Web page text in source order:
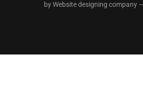
byWebsite designing company–